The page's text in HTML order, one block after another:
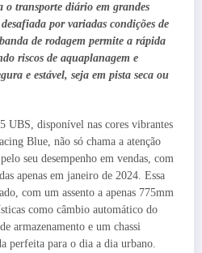
o transporte diário em grandes
por variadas condições de
de rodagem permite a rápida
riscos de aquaplanagem e
e estável, seja em pista seca ou
UBS, disponível nas cores vibrantes
Blue, não só chama a atenção
seu desempenho em vendas, com
apenas em janeiro de 2024. Essa
com um assento a apenas 775mm
como câmbio automático do
armazenamento e um chassi
perfeita para o dia a dia urbano.